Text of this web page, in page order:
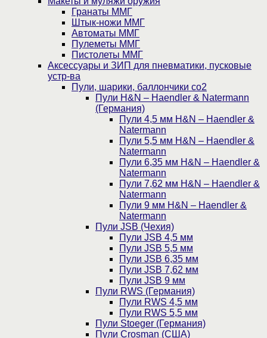
Гранаты ММГ
Штык-ножи ММГ
Автоматы ММГ
Пулеметы ММГ
Пистолеты ММГ
Аксессуары и ЗИП для пневматики, пусковые
устр-ва
Пули, шарики, баллончики со2
Пули H&N – Haendler & Natermann
(Германия)
Пули 4,5 мм H&N – Haendler &
Natermann
Пули 5,5 мм H&N – Haendler &
Natermann
Пули 6,35 мм H&N – Haendler &
Natermann
Пули 7,62 мм H&N – Haendler &
Natermann
Пули 9 мм H&N – Haendler &
Natermann
Пули JSB (Чехия)
Пули JSB 4,5 мм
Пули JSB 5,5 мм
Пули JSB 6,35 мм
Пули JSB 7,62 мм
Пули JSB 9 мм
Пули RWS (Германия)
Пули RWS 4,5 мм
Пули RWS 5,5 мм
Пули Stoeger (Германия)
Пули Crosman (США)